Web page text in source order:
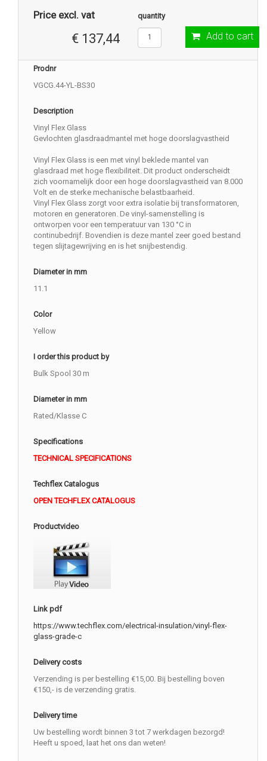
Price excl. vat
€ 137,44
quantity
Add to cart
Prodnr
VGCG.44-YL-BS30
Description
Vinyl Flex Glass
Gevlochten glasdraadmantel met hoge doorslagvastheid
Vinyl Flex Glass is een met vinyl beklede mantel van
glasdraad met hoge flexibiliteit. Dit product onderscheidt
zich voornamelijk door een hoge doorslagvastheid van 8.000
Volt en de sterke mechanische belastbaarheid.
Vinyl Flex Glass zorgt voor extra isolatie bij transformatoren,
motoren en generatoren. De vinyl-samenstelling is
ontworpen voor een temperatuur van 130 °C in
continubedrijf. Bovendien is deze mantel zeer goed bestand
tegen slijtagewrijving en is het snijbestendig.
Diameter in mm
11.1
Color
Yellow
I order this product by
Bulk Spool 30 m
Diameter in mm
Rated/Klasse C
Specifications
TECHNICAL SPECIFICATIONS
Techflex Catalogus
OPEN TECHFLEX CATALOGUS
Productvideo
Link pdf
https://www.techflex.com/electrical-insulation/vinyl-flex-
glass-grade-c
Delivery costs
Verzending is per bestelling €15,00. Bij bestelling boven
€150,- is de verzending gratis.
Delivery time
Uw bestelling wordt binnen 3 tot 7 werkdagen bezorgd!
Heeft u spoed, laat het ons dan weten!